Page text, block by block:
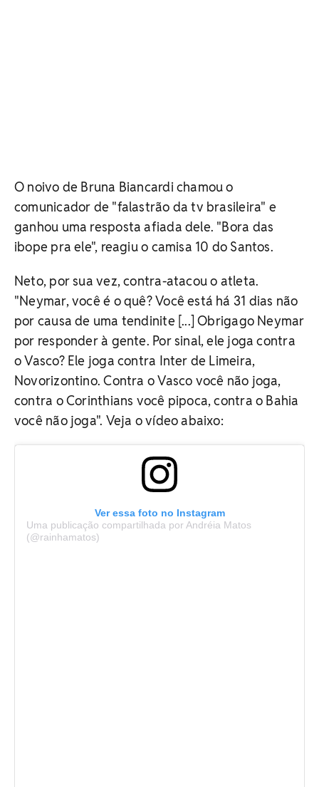
O noivo de Bruna Biancardi chamou o
comunicador de "falastrão da tv brasileira" e
ganhou uma resposta afiada dele. "Bora das
ibope pra ele", reagiu o camisa 10 do Santos.
Neto, por sua vez, contra-atacou o atleta.
"Neymar, você é o quê? Você está há 31 dias não
por causa de uma tendinite [...] Obrigago Neymar
por responder à gente. Por sinal, ele joga contra
o Vasco? Ele joga contra Inter de Limeira,
Novorizontino. Contra o Vasco você não joga,
contra o Corinthians você pipoca, contra o Bahia
você não joga". Veja o vídeo abaixo:
Ver essa foto no Instagram
Uma publicação compartilhada por Andréia Matos
(@rainhamatos)